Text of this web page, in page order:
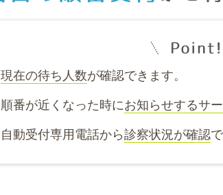
現在の待ち人数が確認できます。
順番が近くなった時にお知らせするサ
自動受付専用電話から診察状況が確認